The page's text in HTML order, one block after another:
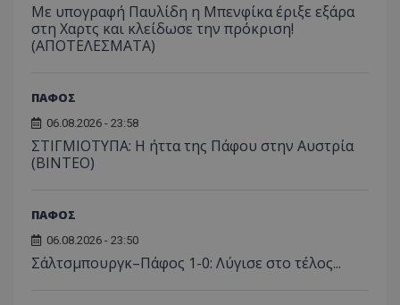
Με υπογραφή Παυλίδη η Μπενφίκα έριξε εξάρα
στη Χαρτς και κλείδωσε την πρόκριση!
(ΑΠΟΤΕΛΕΣΜΑΤΑ)
ΠΑΦΟΣ
06.08.2026 - 23:58
ΣΤΙΓΜΙΟΤΥΠΑ: Η ήττα της Πάφου στην Αυστρία
(ΒΙΝΤΕΟ)
ΠΑΦΟΣ
06.08.2026 - 23:50
Σάλτσμπουργκ–Πάφος 1-0: Λύγισε στο τέλος...